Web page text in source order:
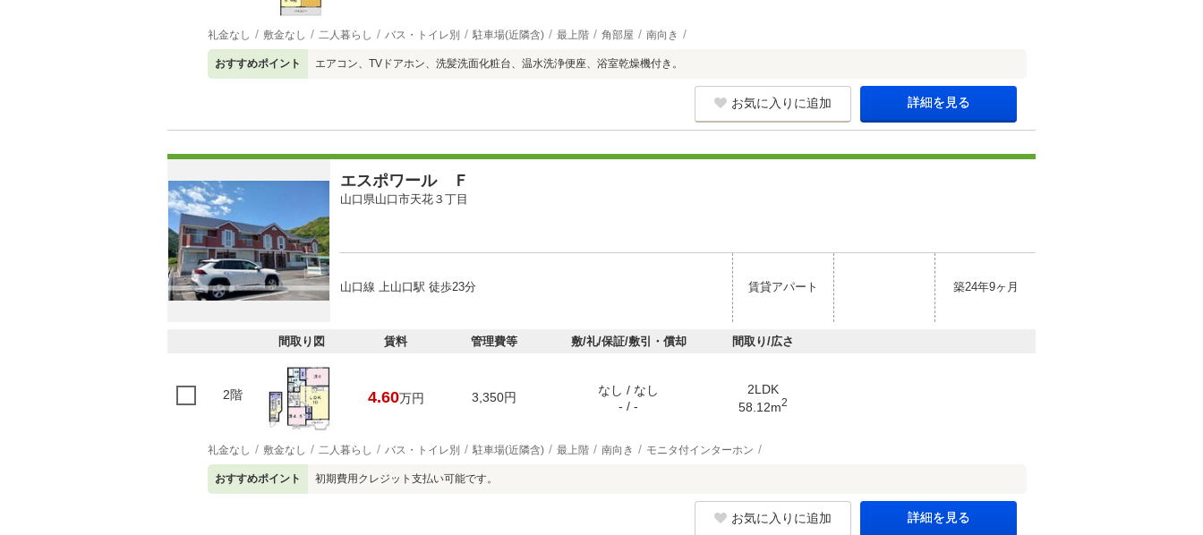
礼金なし 敷金なし 二人暮らし バス・トイレ別 駐車場(近隣含) 最上階 角部屋 南向き
おすすめポイント エアコン、TVドアホン、洗髪洗面化粧台、温水洗浄便座、浴室乾燥機付き。
お気に入りに追加 詳細を見る
エスポワール Ｆ
山口県山口市天花３丁目
山口線 上山口駅 徒歩23分 賃貸アパート 築24年9ヶ月
間取り図 賃料 管理費等 敷/礼/保証/敷引・償却 間取り/広さ
2階 4.60万円 3,350円
なし / なし
- / -
2LDK
58.12m2
礼金なし 敷金なし 二人暮らし バス・トイレ別 駐車場(近隣含) 最上階 南向き モニタ付インターホン
おすすめポイント 初期費用クレジット支払い可能です。
お気に入りに追加 詳細を見る